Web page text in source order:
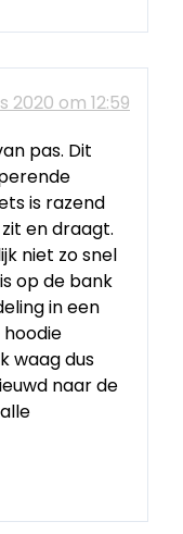
2020 om 12:59
pas. Dit
is razend
en draagt.
niet zo snel
op de bank
in een
waag dus
naar de